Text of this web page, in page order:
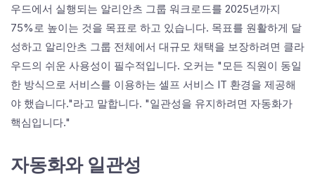
우드에서 실행되는 알리안츠 그룹 워크로드를 2025년까지
75%로 높이는 것을 목표로 하고 있습니다. 목표를 원활하게 달
성하고 알리안츠 그룹 전체에서 대규모 채택을 보장하려면 클라
우드의 쉬운 사용성이 필수적입니다. 오커는 "모든 직원이 동일
한 방식으로 서비스를 이용하는 셀프 서비스 IT 환경을 제공해
야 했습니다."라고 말합니다. "일관성을 유지하려면 자동화가
핵심입니다."
자동화와 일관성